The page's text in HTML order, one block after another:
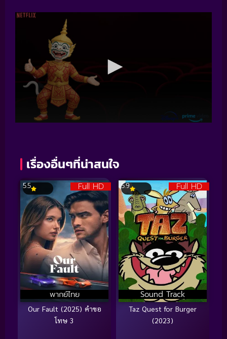
เรื่องอื่นๆที่น่าสนใจ
Full HD
พากย์ไทย
5.5
Our Fault (2025) คำขอ
โทษ 3
Full HD
Sound Track
5.9
Taz Quest for Burger
(2023)